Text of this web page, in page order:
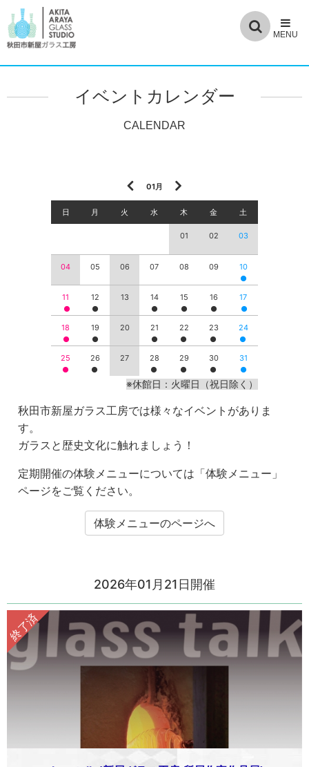
イベントカレンダー
01月
日 月 火 水 木 金 土
01 02 03
04 05 06 07 08 09 10
11 12 13 14 15 16 17
18 19 20 21 22 23 24
25 26 27 28 29 30 31
※休館日：火曜日（祝日除く）
秋田市新屋ガラス工房では様々なイベントがありま
す。
ガラスと歴史文化に触れましょう！
定期開催の体験メニューについては「体験メニュー」
ページをご覧ください。
体験メニューのページへ
2026年01月21日開催